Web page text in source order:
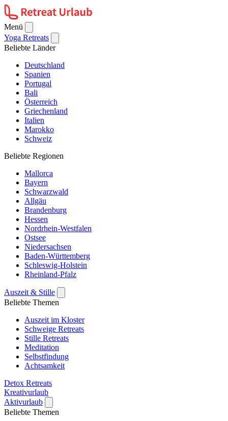
Menü
Yoga Retreats
Beliebte Länder
Deutschland
Spanien
Portugal
Bali
Österreich
Griechenland
Italien
Marokko
Schweiz
Beliebte Regionen
Mallorca
Bayern
Schwarzwald
Allgäu
Brandenburg
Hessen
Nordrhein-Westfalen
Ostsee
Niedersachsen
Baden-Württemberg
Schleswig-Holstein
Rheinland-Pfalz
Auszeit & Stille
Beliebte Themen
Auszeit im Kloster
Schweige Retreats
Stille Retreats
Meditation
Selbstfindung
Achtsamkeit
Detox Retreats
Kreativurlaub
Aktivurlaub
Beliebte Themen